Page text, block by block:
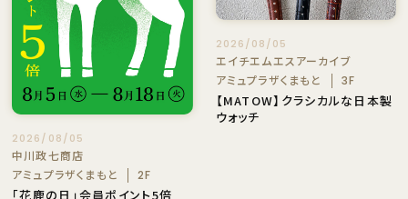
2026/08/05
中川政七商店
アミュプラザくまもと
2F
「花鹿の日」会員ポイント5倍
2026/08/05
エイチエムエスアーカイブ
アミュプラザくまもと
3F
【MATOW】クラシカルな日本製
ウォッチ